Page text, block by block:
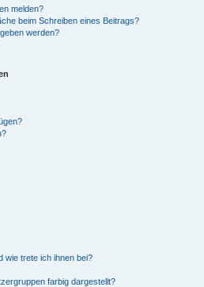
melden?
beim Schreiben eines Beitrags?
werden?
wie trete ich ihnen bei?
farbig dargestellt?